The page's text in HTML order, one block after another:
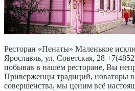
Ресторан «Пенаты» Маленькое
Ярославль, ул. Советская, 28
побывав в нашем ресторане, Вы
Приверженцы традиций, новаторы
совершенства, мы ценим всё